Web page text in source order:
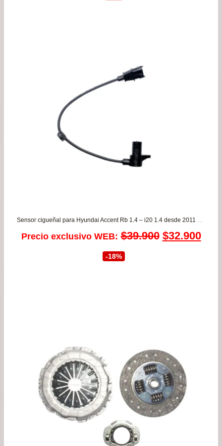
Sensor cigueñal para Hyundai Accent Rb 1.4 – i20 1.4 desde 2011 a 2020 ORIGINAL
Precio exclusivo WEB: $39.900 El
$32.900El
-18%